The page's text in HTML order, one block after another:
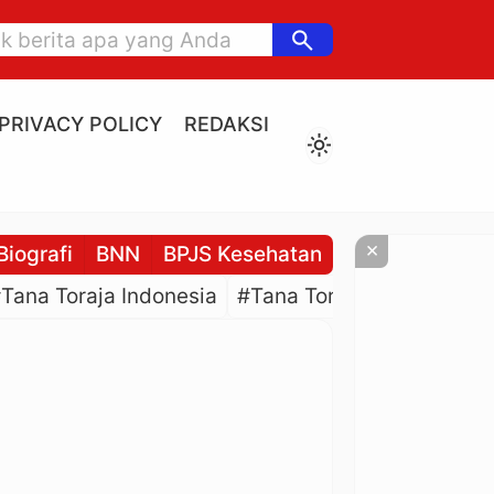
search
PRIVACY POLICY
REDAKSI
light_mode
BNN BPJS Kesehatan BPJS
Toraja Indonesia #Tana Toraja Culture
×